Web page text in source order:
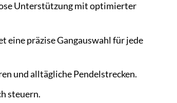
Unterstützung mit optimierter
eine präzise Gangauswahl für jede
und alltägliche Pendelstrecken.
steuern.